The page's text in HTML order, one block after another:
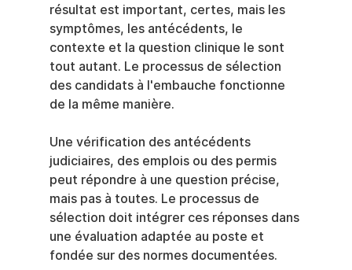
résultat est important, certes, mais les
symptômes, les antécédents, le
contexte et la question clinique le sont
tout autant. Le processus de sélection
des candidats à l'embauche fonctionne
de la même manière.
Une vérification des antécédents
judiciaires, des emplois ou des permis
peut répondre à une question précise,
mais pas à toutes. Le processus de
sélection doit intégrer ces réponses dans
une évaluation adaptée au poste et
fondée sur des normes documentées.